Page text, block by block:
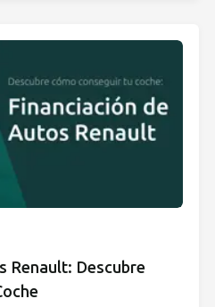
Renault: Descubre